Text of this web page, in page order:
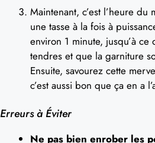
Maintenant, c’est l’heure
une tasse à la fois à
environ 1 minute, jusqu’à
tendres et que la garniture
Ensuite, savourez cette
c’est aussi bon que ça en a
Erreurs à Éviter
Ne pas bien enrober les